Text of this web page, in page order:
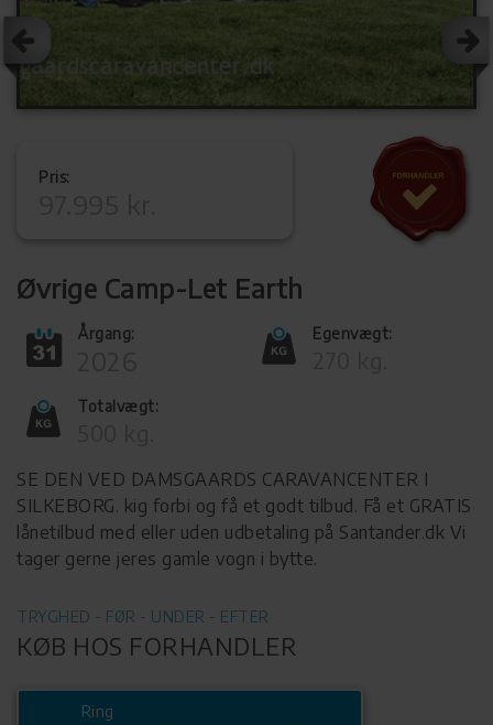
Pris:
Øvrige Camp-Let Earth
Årgang: Egenvægt:
Totalvægt:
SE DEN VED DAMSGAARDS CARAVANCENTER I
SILKEBORG. kig forbi og få et godt tilbud. Få et GRATIS
lånetilbud med eller uden udbetaling på Santander.dk Vi
tager gerne jeres gamle vogn i bytte.
TRYGHED - FØR - UNDER - EFTER
KØB HOS FORHANDLER
Ring